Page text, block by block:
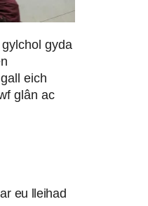
gyda
eich
glân ac
eu lleihad